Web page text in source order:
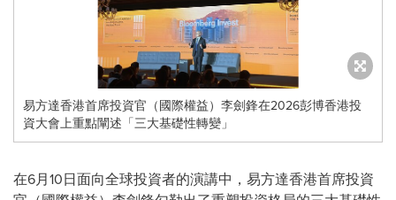
易方達香港首席投資官（國際權益）李劍鋒在2026彭博香港投
資大會上重點闡述「三大基礎性轉變」
在6月10日面向全球投資者的演講中，易方達香港首席投資